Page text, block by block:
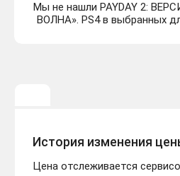
Мы не нашли PAYDAY 2:
ВОЛНА». PS4 в выбранных
История изменения
Цена отслеживается